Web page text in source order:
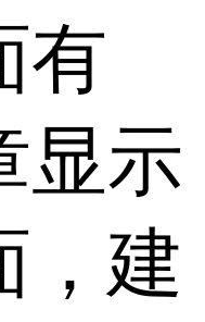
有
显示
，建